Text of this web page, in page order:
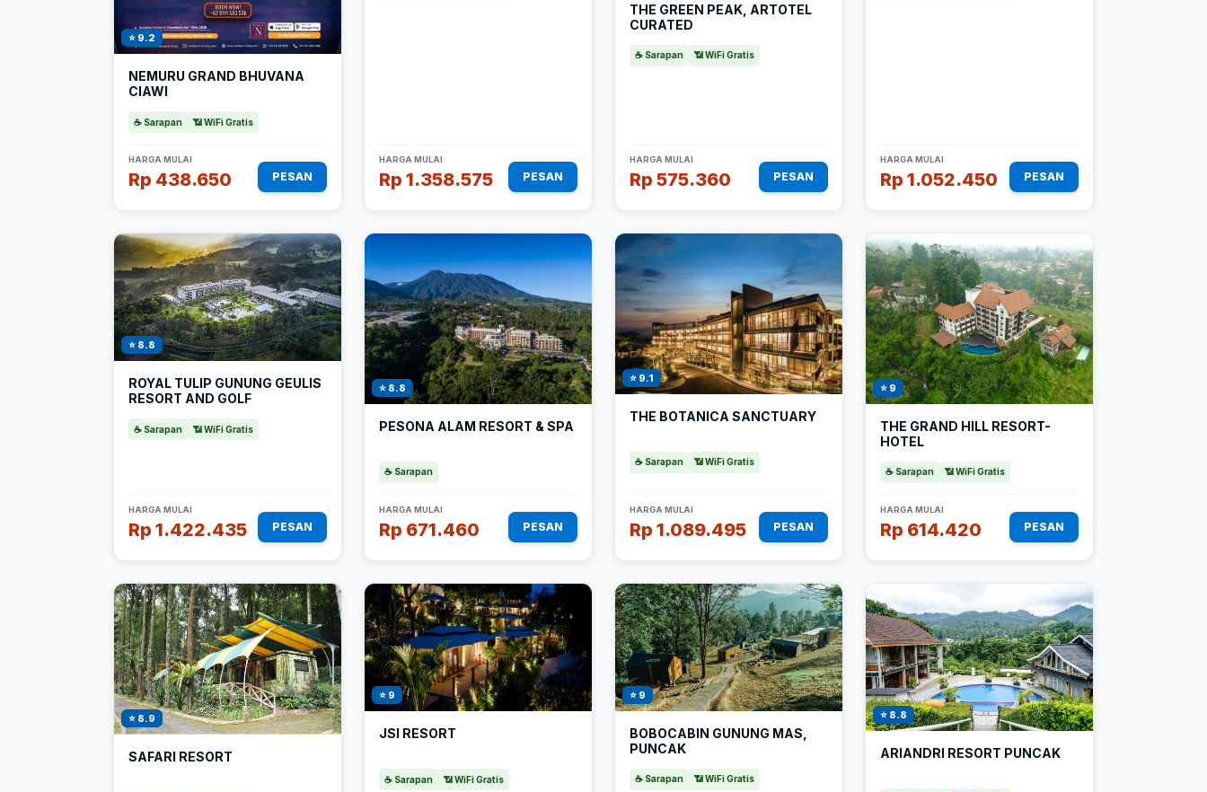
⭐ 9.2
NEMURU GRAND BHUVANA
CIAWI
☕ Sarapan 📶 WiFi Gratis
HARGA MULAI
Rp 438.650 PESAN
HARGA MULAI
Rp 1.358.575 PESAN
THE GREEN PEAK, ARTOTEL
CURATED
☕ Sarapan 📶 WiFi Gratis
HARGA MULAI
Rp 575.360 PESAN
HARGA MULAI
Rp 1.052.450 PESAN
⭐ 8.8
ROYAL TULIP GUNUNG GEULIS
RESORT AND GOLF
☕ Sarapan 📶 WiFi Gratis
HARGA MULAI
Rp 1.422.435 PESAN
⭐ 8.8
PESONA ALAM RESORT & SPA
☕ Sarapan
HARGA MULAI
Rp 671.460 PESAN
⭐ 9.1
THE BOTANICA SANCTUARY
☕ Sarapan 📶 WiFi Gratis
HARGA MULAI
Rp 1.089.495 PESAN
⭐ 9
THE GRAND HILL RESORT-
HOTEL
☕ Sarapan 📶 WiFi Gratis
HARGA MULAI
Rp 614.420 PESAN
⭐ 8.9
SAFARI RESORT
⭐ 9
JSI RESORT
☕ Sarapan 📶 WiFi Gratis
⭐ 9
BOBOCABIN GUNUNG MAS,
PUNCAK
☕ Sarapan 📶 WiFi Gratis
⭐ 8.8
ARIANDRI RESORT PUNCAK